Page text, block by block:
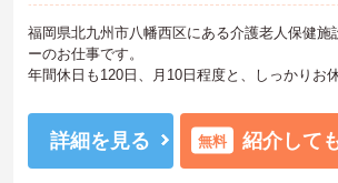
福岡県北九州市八幡西区にある介護老人保健施
ーのお仕事です。
年間休日も120日、月10日程度と、しっかりお
い年齢層の職員が在籍していて馴染みやすい雰
ご興味ある方には、面接対策ポイントなど、さ
たしますのでお気軽にご相談ください。
詳細を見る 無料 紹介して